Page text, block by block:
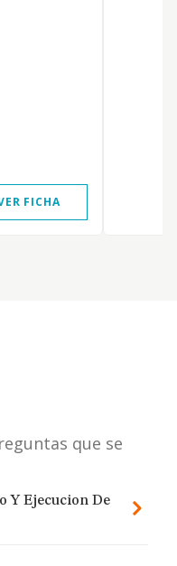
FICHA
que se
Y Ejecucion De